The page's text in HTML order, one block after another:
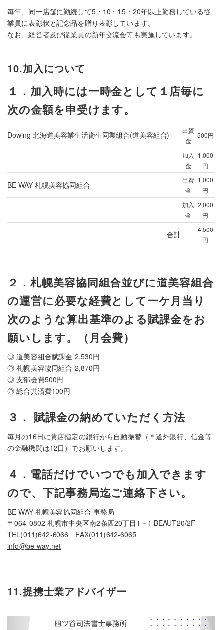
毎年、同一店舗に勤続して5・10・15・20年以上勤務している従
業員に表彰状と記念品を贈り表彰しています。
なお、経営者及び従業員の新年交流会等も実施しています。
10.加入について
１．加入時には一時金として１店毎に
次の金額を申受けます。
Dowing 北海道美容業生活衛生同業組合(道美容組合)
出資
金
500円
加入
金
1,000
円
BE WAY 札幌美容協同組合
出資
金
1,000
円
加入
金
2,000
円
合計
4,500
円
２．札幌美容協同組合並びに道美容組合
の運営に必要な経費として一ケ月当り
次のような算出基準のよる賦課金をお
願いします。（月会費）
◎ 道美容組合賦課金 2,530円
◎ 札幌美容協同組合 2,870円
◎ 支部会費500円
◎ 総合共済費100円
３． 賦課金の納めていただく方法
毎月の16日に貴店指定の銀行から自動振替（＊道外銀行、信金等
の金融機関は12日）でお願いします。
４．電話だけでいつでも加入できます
ので、下記事務局迄ご連絡下さい。
BE WAY 札幌美容協同組合 事務局
〒064-0802 札幌市中央区南2条西20丁目1－1 BEAUT20/2F
TEL(011)642-6066 FAX(011)642-6065
info@be-way.net
11.提携士業アドバイザー